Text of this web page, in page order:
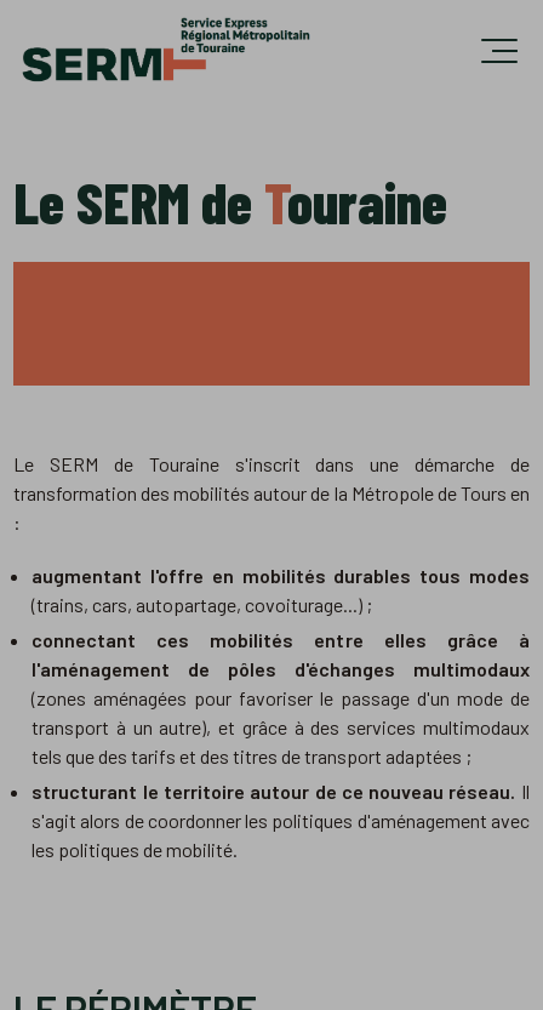
Accèder directement au contenu
Le SERM de Touraine
Le SERM de Touraine s'inscrit dans une démarche de
transformation des mobilités autour de la Métropole de Tours en
:
augmentant l'offre en mobilités durables tous modes
(trains, cars, autopartage, covoiturage...) ;
connectant ces mobilités entre elles grâce à
l'aménagement de pôles d'échanges multimodaux
(zones aménagées pour favoriser le passage d'un mode de
transport à un autre), et grâce à des services multimodaux
tels que des tarifs et des titres de transport adaptées ;
structurant le territoire autour de ce nouveau réseau. Il
s'agit alors de coordonner les politiques d'aménagement avec
les politiques de mobilité.